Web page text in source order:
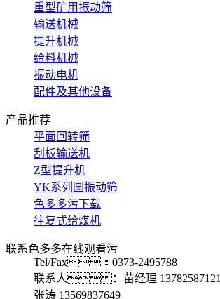
重型矿用振动筛
输送机械
提升机械
给料机械
振动电机
配件及其他设备
产品推荐
平面回转筛
刮板输送机
Z型提升机
YK系列圆振动筛
色多多污下载
往复式给煤机
联系色多多在线观看污
Tel/Fax：0373-2495788
联系人：苗经理 13782587121
张涛 13569837649